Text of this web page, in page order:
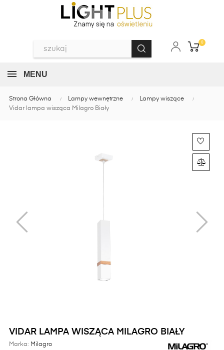
0
MENU
Strona Główna Lampy wewnętrzne
Lampy wiszące
Vidar lampa wisząca Milagro Biały
VIDAR LAMPA WISZĄCA MILAGRO BIAŁY
Marka: Milagro